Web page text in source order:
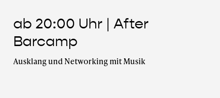
ab 20:00 Uhr | After
Barcamp
Ausklang und Networking mit Musik